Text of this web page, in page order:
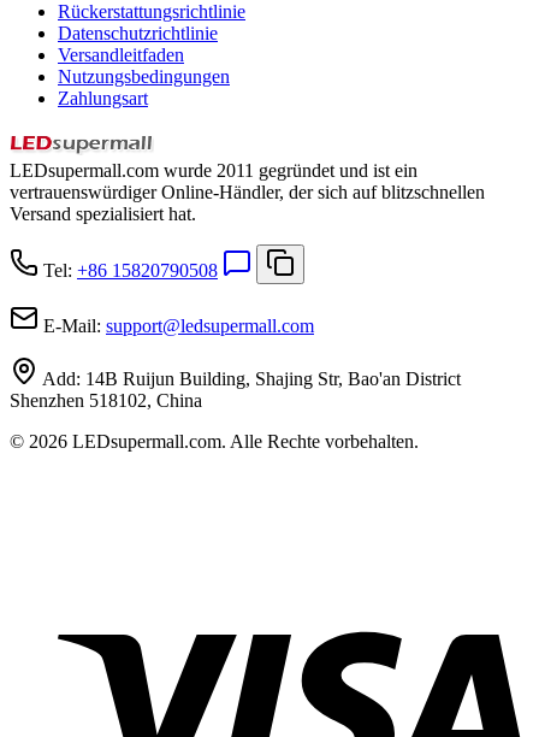
Rückerstattungsrichtlinie
Datenschutzrichtlinie
Versandleitfaden
Nutzungsbedingungen
Zahlungsart
LEDsupermall.com wurde 2011 gegründet und ist ein
vertrauenswürdiger Online-Händler, der sich auf blitzschnellen
Versand spezialisiert hat.
Tel: +86 15820790508
E-Mail: support@ledsupermall.com
Add: 14B Ruijun Building, Shajing Str, Bao'an District
Shenzhen 518102, China
© 2026 LEDsupermall.com. Alle Rechte vorbehalten.